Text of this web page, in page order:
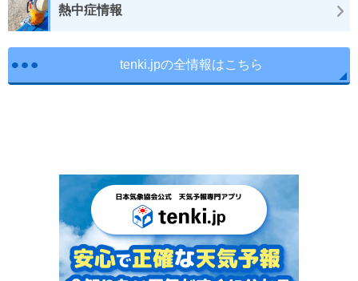
熱中症情報
tenki.jpの全情報はこちら